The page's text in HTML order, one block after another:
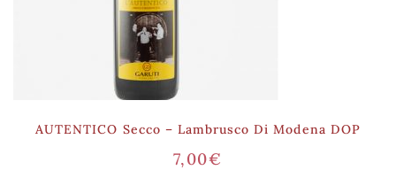
AUTENTICO Secco – Lambrusco Di Modena DOP
7,00€